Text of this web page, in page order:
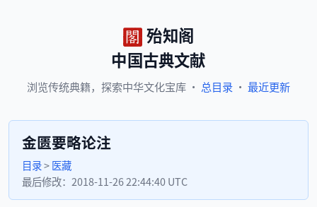
殆知阁
中国古典文献
浏览传统典籍， 探索中华文化宝库 · 总目录 · 最近更新
金匮要略论注
目录>医藏
最后修改： 2018-11-26 22:44:40 UTC